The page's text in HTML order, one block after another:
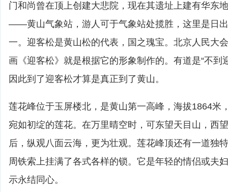
门和尚曾在顶上创建大悲院，现在其遗址上建有华东
——黄山气象站，游人可于气象站处揽胜，这里是日
一。迎客松是黄山松的代表，国之瑰宝。北京人民大
画《迎客松》就是根据它的形象制作的。有道是“不到
因此到了迎客松才算是真正到了黄山。
莲花峰位于玉屏楼北，是黄山第一高峰，海拔1864米
宛如初绽的莲花。在万里晴空时，可东望天目山，西
后，纵观八面云海，更为壮观。莲花峰顶还有一道独
周铁索上挂满了各式各样的锁。它是年轻的情侣或夫
示永结同心。